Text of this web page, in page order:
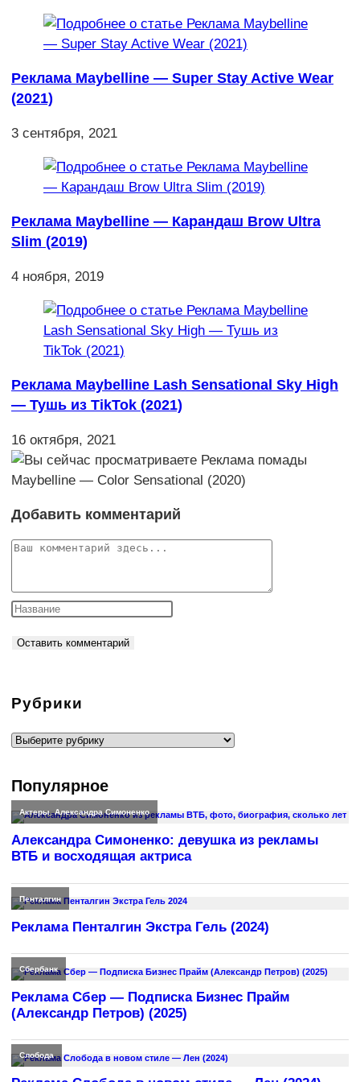
Реклама Maybelline — Super Stay Active Wear
(2021)
3 сентября, 2021
Реклама Maybelline — Карандаш Brow Ultra
Slim (2019)
4 ноября, 2019
Реклама Maybelline Lash Sensational Sky High
— Тушь из TikTok (2021)
16 октября, 2021
Добавить комментарий
Комментарий
Рубрики
Рубрики
Популярное
Актеры,Александра Симоненко
Александра Симоненко: девушка из рекламы
ВТБ и восходящая актриса
Пенталгин
Реклама Пенталгин Экстра Гель (2024)
Сбербанк
Реклама Сбер — Подписка Бизнес Прайм
(Александр Петров) (2025)
Слобода